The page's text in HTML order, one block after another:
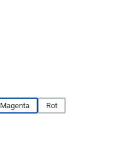
Magenta Rot